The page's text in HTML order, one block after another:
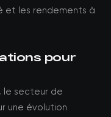
et les rendements à
pour
le secteur de
une évolution